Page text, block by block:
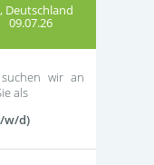
Deutschland
09.07.26
wir an
als
w/d)